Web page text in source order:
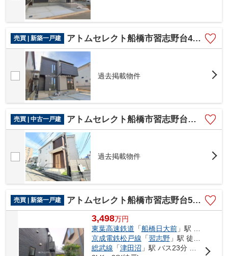
売買 | 新築一戸建 アトムセレクト船橋市習志野台4710 1棟1号棟
過去掲載物件
売買 | 中古一戸建 アトムセレクト船橋市習志野台８丁目中古戸建て
過去掲載物件
売買 | 新築一戸建 アトムセレクト船橋市習志野台5丁目 3号棟
3,498万円
東葉高速鉄道 「船橋日大前」駅 徒歩18分
京成電鉄松戸線 「習志野」駅 徒歩18分
総武線 「津田沼 」駅 バス23分 「千葉日大一高」 停歩2分